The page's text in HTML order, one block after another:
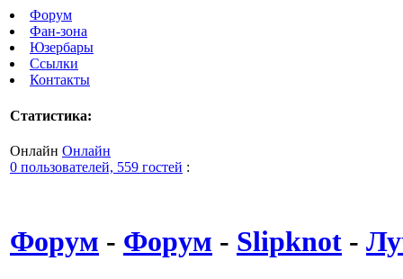
Форум
Фан-зона
Юзербары
Ссылки
Контакты
Статистика:
Онлайн Онлайн
0 пользователей, 559 гостей :
Форум - Форум - Slipknot -